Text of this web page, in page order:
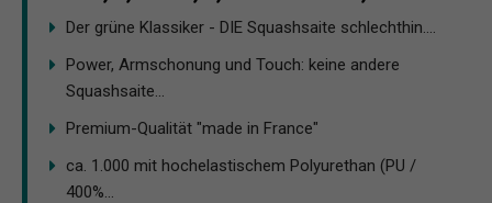
Der grüne Klassiker - DIE Squashsaite schlechthin....
Power, Armschonung und Touch: keine andere
Squashsaite...
Premium-Qualität "made in France"
ca. 1.000 mit hochelastischem Polyurethan (PU /
400%...